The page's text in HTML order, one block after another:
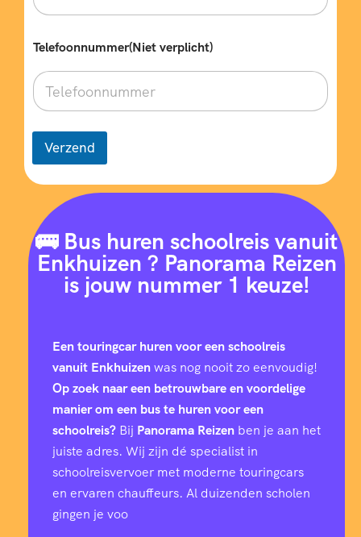
Telefoonnummer(Niet verplicht)
Verzend
🚌 Bus huren schoolreis vanuit
Enkhuizen ? Panorama Reizen
is jouw nummer 1 keuze!
Een touringcar huren voor een schoolreis
vanuit Enkhuizenwas nog nooit zo eenvoudig!
Op zoek naar een betrouwbare en voordelige
manier om een bus te huren voor een
schoolreis? Bij Panorama Reizen ben je aan het
juiste adres. Wij zijn dé specialist in
schoolreisvervoer met moderne touringcars
en ervaren chauffeurs. Al duizenden scholen
gingen je voo